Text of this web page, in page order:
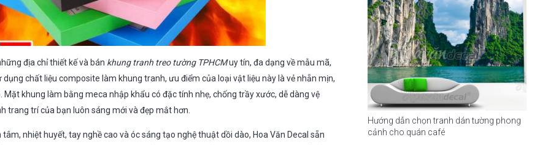
địa chỉ thiết kế và bán khung tranh treo tường TPHCMuy tín, đa dạng về mẫu mã,
chất liệu composite làm khung tranh, ưu điểm của loại vật liệu này là vẻ nhẵn mịn,
Mặt khung làm bằng meca nhập khẩu có đặc tính nhẹ, chống trầy xước, dễ dàng vệ
trang trí của bạn luôn sáng mới và đẹp mắt hơn.
nhiệt huyết, tay nghề cao và óc sáng tạo nghệ thuật dồi dào, Hoa Văn Decal sẵn
Hướng dẫn chọn tranh dán tường phong
cảnh cho quán café